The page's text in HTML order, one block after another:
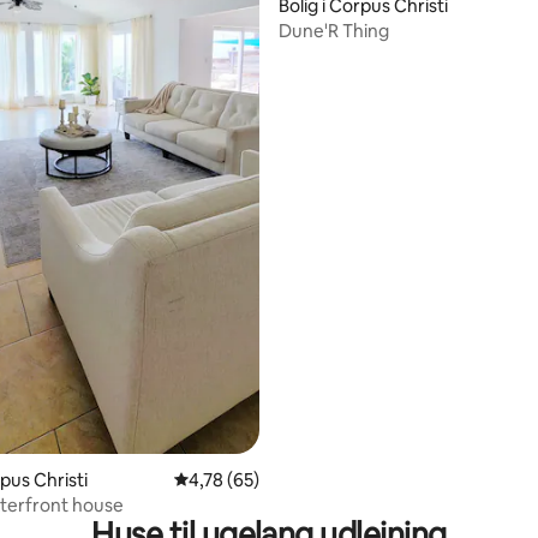
Christi 4,78 ud af 5 i gennemsnitlig bedømmelse,
4,78 (65)
house
Bolig i Corpus Christi
Dune'R Thing